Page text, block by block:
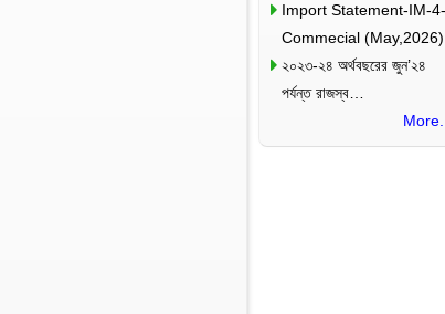
Import Statement-IM-4-
Commecial (May,2026)
২০২৩-২৪ অর্থবছরের জুন’২৪
পর্যন্ত রাজস্ব…
More..